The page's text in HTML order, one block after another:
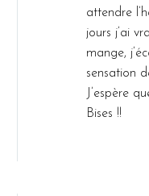
attendre
jours j’ai
mange,
sensation
J’espère
Bises !!